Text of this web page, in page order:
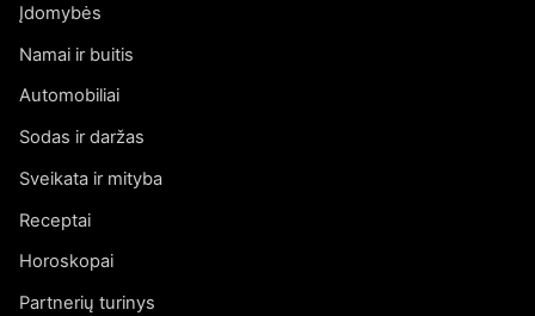
Įdomybės
Namai ir buitis
Automobiliai
Sodas ir daržas
Sveikata ir mityba
Receptai
Horoskopai
Partnerių turinys